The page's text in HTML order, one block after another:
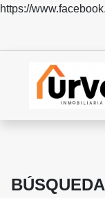
https://